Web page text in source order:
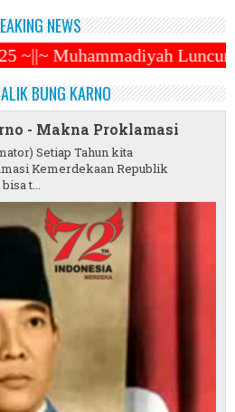
NEWS
Ojek Online
BUNG KARNO
- Makna Proklamasi
Setiap Tahun kita
Kemerdekaan Republik
t...